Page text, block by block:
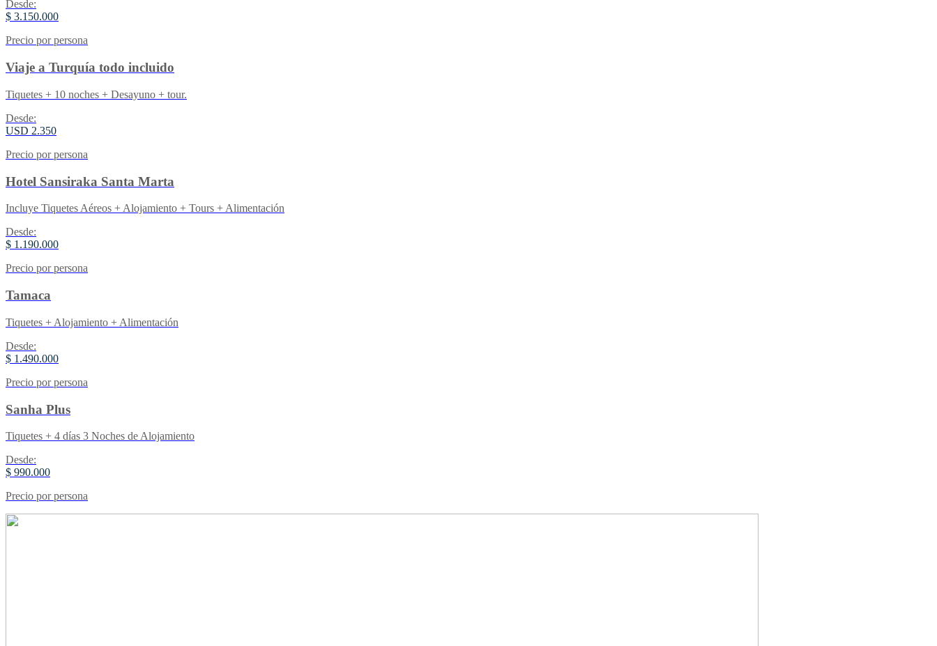
Desde:
$ 3.150.000
Precio por persona
Viaje a Turquía todo incluido
Tiquetes + 10 noches + Desayuno + tour.
Desde:
USD 2.350
Precio por persona
Hotel Sansiraka Santa Marta
Incluye Tiquetes Aéreos + Alojamiento + Tours + Alimentación
Desde:
$ 1.190.000
Precio por persona
Tamaca
Tiquetes + Alojamiento + Alimentación
Desde:
$ 1.490.000
Precio por persona
Sanha Plus
Tiquetes + 4 días 3 Noches de Alojamiento
Desde:
$ 990.000
Precio por persona